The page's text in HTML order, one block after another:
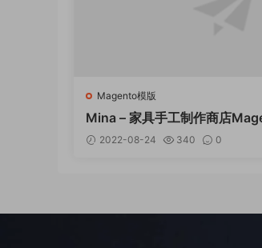
Magento模版
Mina – 家具手工制作商店
2022-08-24 340 0